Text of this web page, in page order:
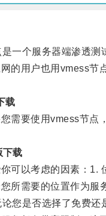
个服务器端渗透测试
用户也用vmess节点
载
要使用vmess节点，
下载
以考虑的因素：1.
需要的位置作为服务
是否选择了免费还